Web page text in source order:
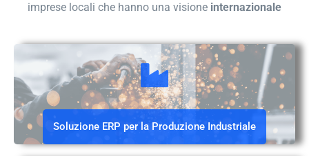
imprese locali che hanno una visione internazionale
Soluzione ERP per la Produzione Industriale